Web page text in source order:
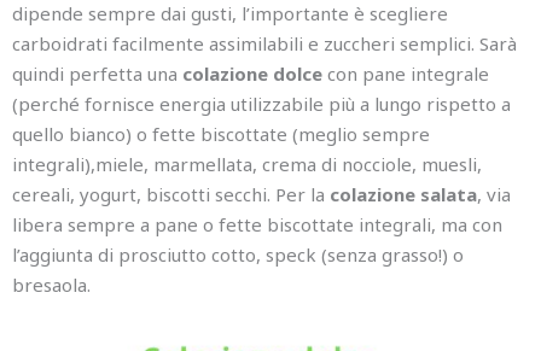
dipende sempre dai gusti, l’importante è scegliere
carboidrati facilmente assimilabili e zuccheri semplici. Sarà
quindi perfetta una colazione dolce con pane integrale
(perché fornisce energia utilizzabile più a lungo rispetto a
quello bianco) o fette biscottate (meglio sempre
integrali),miele, marmellata, crema di nocciole, muesli,
cereali, yogurt, biscotti secchi. Per la colazione salata, via
libera sempre a pane o fette biscottate integrali, ma con
l’aggiunta di prosciutto cotto, speck (senza grasso!) o
bresaola.